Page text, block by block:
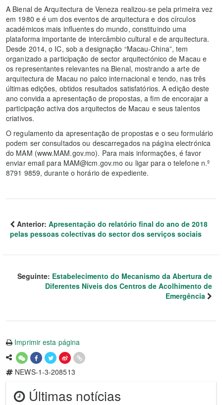
A Bienal de Arquitectura de Veneza realizou-se pela primeira vez
em 1980 e é um dos eventos de arquitectura e dos círculos
académicos mais influentes do mundo, constituindo uma
plataforma importante de intercâmbio cultural e de arquitectura.
Desde 2014, o IC, sob a designação “Macau-China”, tem
organizado a participação de sector arquitectónico de Macau e
os representantes relevantes na Bienal, mostrando a arte de
arquitectura de Macau no palco internacional e tendo, nas três
últimas edições, obtidos resultados satisfatórios. A edição deste
ano convida a apresentação de propostas, a fim de encorajar a
participação activa dos arquitectos de Macau e seus talentos
criativos.
O regulamento da apresentação de propostas e o seu formulário
podem ser consultados ou descarregados na página electrónica
do MAM (www.MAM.gov.mo). Para mais informações, é favor
enviar email para MAM@icm.gov.mo ou ligar para o telefone n.º
8791 9859, durante o horário de expediente.
Anterior: Apresentação do relatório final do ano de 2018
pelas pessoas colectivas do sector dos serviços sociais
Seguinte: Estabelecimento do Mecanismo da Abertura de
Diferentes Níveis dos Centros de Acolhimento de
Emergência
Imprimir esta página
NEWS-1-3-208513
Últimas notícias